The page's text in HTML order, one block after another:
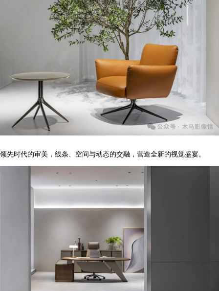
领先时代的审美，线条、空间与动态的交融，营造全新的视觉盛宴。